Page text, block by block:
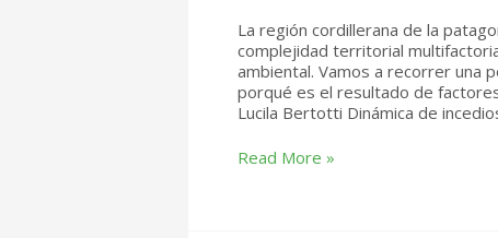
La región cordillerana de la
complejidad territorial
ambiental. Vamos a recorrer una
porqué es el resultado de
Lucila Bertotti Dinámica de
Patagonia
Read More »